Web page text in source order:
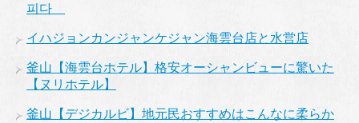
피다
イハジョンカンジャンケジャン海雲台店と水営店
釜山【海雲台ホテル】格安オーシャンビューに驚いた
【ヌリホテル】
釜山【デジカルビ】地元民おすすめはこんなに柔らか